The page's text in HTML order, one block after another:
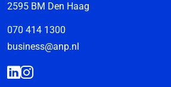
2595 BM Den Haag
070 414 1300
business@anp.nl